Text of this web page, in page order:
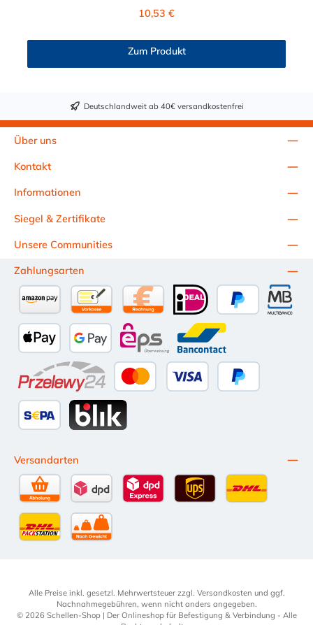
Kupplung, mit dem O-Ring, hat ein Maß von ≈ 7,9 mm. Sie
PMC12- und MC- Serie kombinieren.
Regulärer Preis:
10,53 €
Zum Produkt
Deutschlandweit ab 40€ versandkostenfrei
Über uns
Kontakt
Informationen
Unsere Communities
Siegel & Zertifikate
Zahlungsarten
Kauf auf Rechnung (10 Tage Netto)
iDEAL
Apple Pay Google Pay eps Bancontact
Przelewy24
Amazon PayVorkasse per Überweisung
Versandarten
DPD Standardversand
Selbstabholung
Alle Preise inkl. gesetzl. Mehrwertsteuer zzgl. Versandkosten und ggf.
Nachnahmegebühren, wenn nicht anders angegeben.
© 2026 Schellen-Shop | Der Onlineshop für Befestigung & Verbindung - Alle